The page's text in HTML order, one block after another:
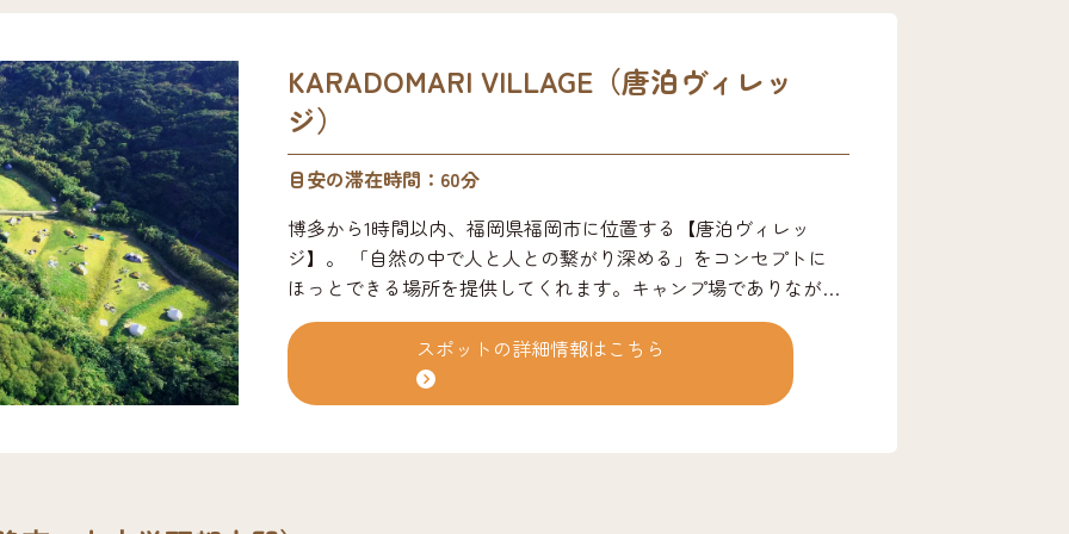
KARADOMARI VILLAGE（唐泊ヴィレッ
ジ）
目安の滞在時間：60分
博多から1時間以内、福岡県福岡市に位置する【唐泊ヴィレッ
ジ】。 「自然の中で人と人との繋がり深める」をコンセプトに
ほっとできる場所を提供してくれます。キャンプ場でありなが
ら、サウナ、焚き火バー（宿泊者無料）、徒歩1分圏内にプライ
ベートビーチがあり、様々な体験ができます。夜には、満天の星
をビーチや草原など自分の好きな場所でご覧いただけます。山と
海どちらも満喫したい方におすすめです。 人と人、そして地域が
スポットの詳細情報はこちら